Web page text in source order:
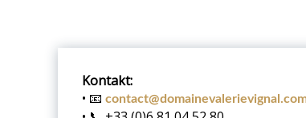
Kontakt:
• 📧